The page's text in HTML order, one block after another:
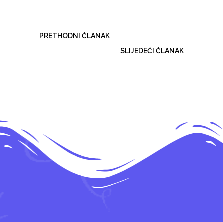
PRETHODNI ČLANAK
SLIJEDEĆI ČLANAK